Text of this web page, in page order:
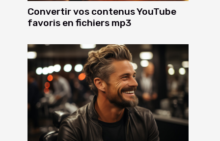
Convertir vos contenus YouTube
favoris en fichiers mp3